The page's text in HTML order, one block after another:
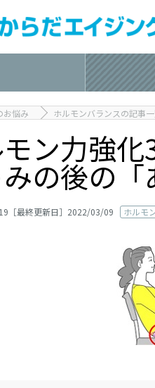
お悩み ホルモンバランスの記事
モン力強
の後の
［最終更新日］2022/03/09 ホルモ